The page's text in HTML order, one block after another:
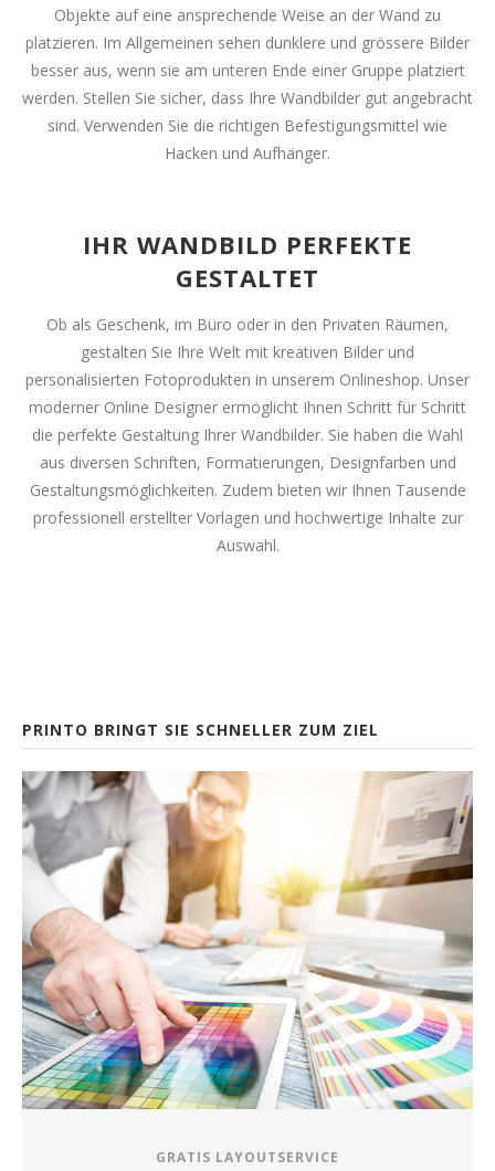
Objekte auf eine ansprechende Weise an der Wand zu
platzieren. Im Allgemeinen sehen dunklere und grössere Bilder
besser aus, wenn sie am unteren Ende einer Gruppe platziert
werden. Stellen Sie sicher, dass Ihre Wandbilder gut angebracht
sind. Verwenden Sie die richtigen Befestigungsmittel wie
Hacken und Aufhänger.
IHR WANDBILD PERFEKTE
GESTALTET
Ob als Geschenk, im Büro oder in den Privaten Räumen,
gestalten Sie Ihre Welt mit kreativen Bilder und
personalisierten Fotoprodukten in unserem Onlineshop. Unser
moderner Online Designer ermöglicht Ihnen Schritt für Schritt
die perfekte Gestaltung Ihrer Wandbilder. Sie haben die Wahl
aus diversen Schriften, Formatierungen, Designfarben und
Gestaltungsmöglichkeiten. Zudem bieten wir Ihnen Tausende
professionell erstellter Vorlagen und hochwertige Inhalte zur
Auswahl.
PRINTO BRINGT SIE SCHNELLER ZUM ZIEL
GRATIS LAYOUTSERVICE